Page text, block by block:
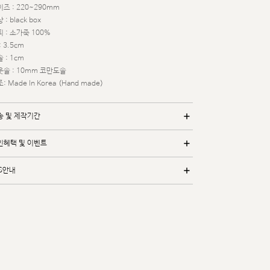
즈 : 220~290mm
: black box
: 소가죽 100%
3.5cm
: 1cm
솔 : 10mm 코만도솔
: Made In Korea (Hand made)
및 제작기간
혜택 및 이벤트
내